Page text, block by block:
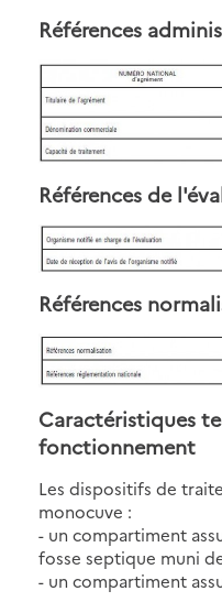
Références
Références de
Références
Caractéristiques
fonctionnement
Les dispositifs de
monocuve :
- un compartiment
fosse septique muni
- un compartiment